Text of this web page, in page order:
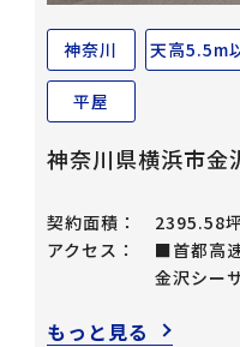
神奈川 天高5.5m
平屋
神奈川県横浜市金
契約面積：
2395.58坪
アクセス：
■首都高
金沢シー
もっと見る